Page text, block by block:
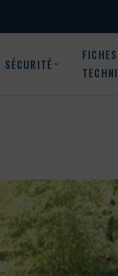
SÉCURITÉ
FICHES